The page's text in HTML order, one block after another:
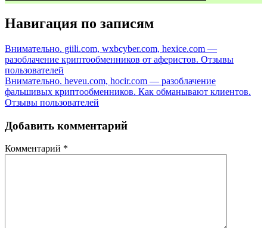
Навигация по записям
Внимательно. giili.com, wxbcyber.com, hexice.com —
разоблачение криптообменников от аферистов. Отзывы
пользователей
Внимательно. heveu.com, hocir.com — разоблачение
фальшивых криптообменников. Как обманывают клиентов.
Отзывы пользователей
Добавить комментарий
Комментарий *